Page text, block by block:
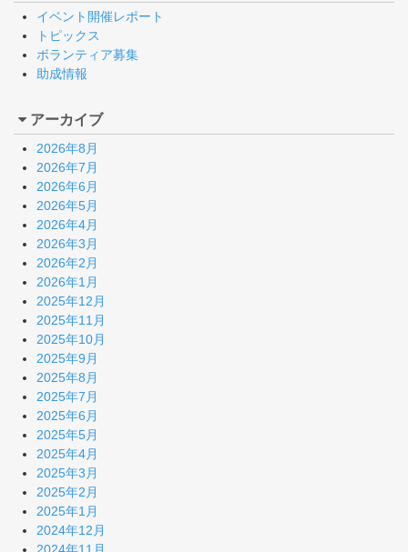
イベント開催レポート
トピックス
ボランティア募集
助成情報
アーカイブ
2026年8月
2026年7月
2026年6月
2026年5月
2026年4月
2026年3月
2026年2月
2026年1月
2025年12月
2025年11月
2025年10月
2025年9月
2025年8月
2025年7月
2025年6月
2025年5月
2025年4月
2025年3月
2025年2月
2025年1月
2024年12月